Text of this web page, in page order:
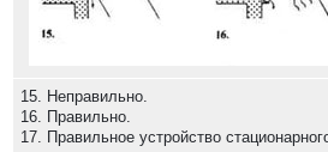
15. Неправильно.
16. Правильно.
17. Правильное устройство